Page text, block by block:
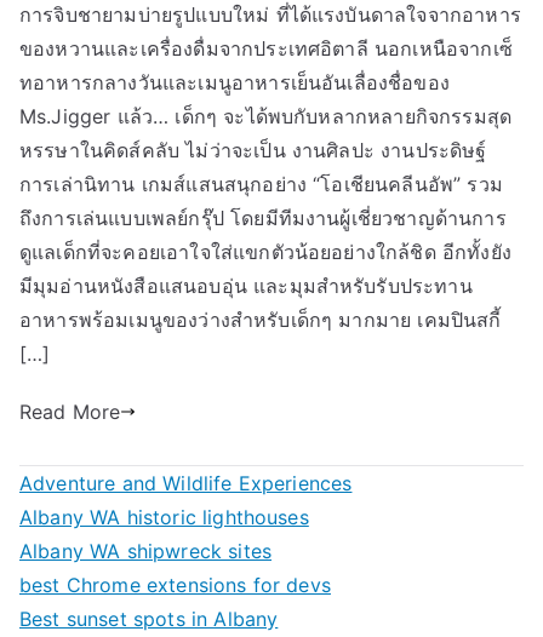
การจิบชายามบ่ายรูปแบบใหม่ ที่ได้แรงบันดาลใจจากอาหาร
ของหวานและเครื่องดื่มจากประเทศอิตาลี นอกเหนือจากเซ็
ทอาหารกลางวันและเมนูอาหารเย็นอันเลื่องชื่อของ
Ms.Jigger แล้ว… เด็กๆ จะได้พบกับหลากหลายกิจกรรมสุด
หรรษาในคิดส์คลับ ไม่ว่าจะเป็น งานศิลปะ งานประดิษฐ์
การเล่านิทาน เกมส์แสนสนุกอย่าง “โอเชียนคลีนอัพ” รวม
ถึงการเล่นแบบเพลย์กรุ๊ป โดยมีทีมงานผู้เชี่ยวชาญด้านการ
ดูแลเด็กที่จะคอยเอาใจใส่แขกตัวน้อยอย่างใกล้ชิด อีกทั้งยัง
มีมุมอ่านหนังสือแสนอบอุ่น และมุมสำหรับรับประทาน
อาหารพร้อมเมนูของว่างสำหรับเด็กๆ มากมาย เคมปินสกี้
[…]
Read More
Adventure and Wildlife Experiences
Albany WA historic lighthouses
Albany WA shipwreck sites
best Chrome extensions for devs
Best sunset spots in Albany